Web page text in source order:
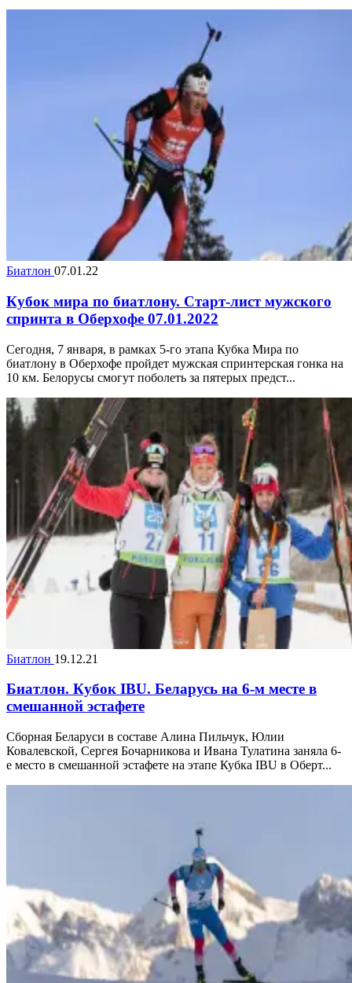
Биатлон 07.01.22
Кубок мира по биатлону. Старт-лист мужского
спринта в Оберхофе 07.01.2022
Сегодня, 7 января, в рамках 5-го этапа Кубка Мира по
биатлону в Оберхофе пройдет мужская спринтерская гонка на
10 км. Белорусы смогут поболеть за пятерых предст...
Биатлон 19.12.21
Биатлон. Кубок IBU. Беларусь на 6-м месте в
смешанной эстафете
Сборная Беларуси в составе Алина Пильчук, Юлии
Ковалевской, Сергея Бочарникова и Ивана Тулатина заняла 6-
е место в смешанной эстафете на этапе Кубка IBU в Оберт...